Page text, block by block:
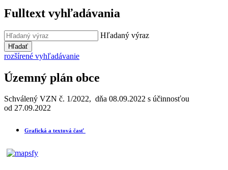
Fulltext vyhľadávania
Hľadaný výraz
Hľadať
rozšírené vyhľadávanie
Územný plán obce
Schválený VZN č. 1/2022, dňa 08.09.2022 s účinnosťou
od 27.09.2022
Grafická a textová časť